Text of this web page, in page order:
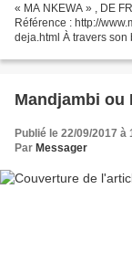
« MA NKEWA » , DE
Référence : http://
deja.html À travers son
Mandjambi ou
Publié le 22/09/2017 à
Par Messager